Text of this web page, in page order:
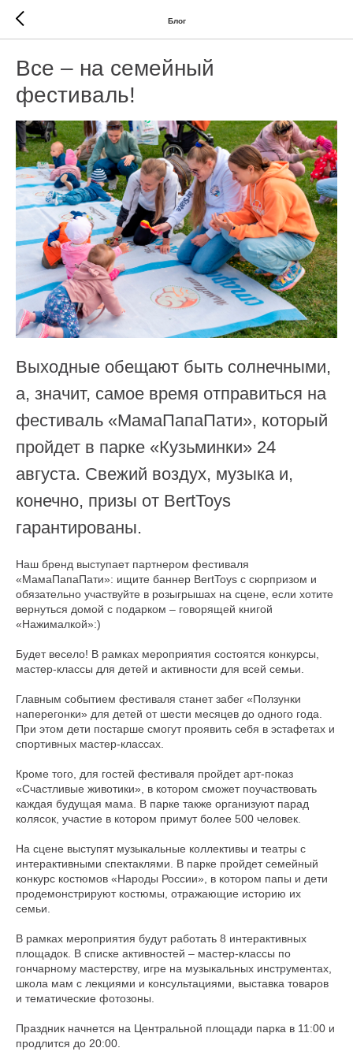
Блог
Все – на семейный
фестиваль!
Выходные обещают быть солнечными,
а, значит, самое время отправиться на
фестиваль «МамаПапаПати», который
пройдет в парке «Кузьминки» 24
августа. Свежий воздух, музыка и,
конечно, призы от BertToys
гарантированы.
Наш бренд выступает партнером фестиваля
«МамаПапаПати»: ищите баннер BertToys с сюрпризом и
обязательно участвуйте в розыгрышах на сцене, если хотите
вернуться домой с подарком – говорящей книгой
«Нажималкой»:)
Будет весело! В рамках мероприятия состоятся конкурсы,
мастер-классы для детей и активности для всей семьи.
Главным событием фестиваля станет забег «Ползунки
наперегонки» для детей от шести месяцев до одного года.
При этом дети постарше смогут проявить себя в эстафетах и
спортивных мастер-классах.
Кроме того, для гостей фестиваля пройдет арт-показ
«Счастливые животики», в котором сможет поучаствовать
каждая будущая мама. В парке также организуют парад
колясок, участие в котором примут более 500 человек.
На сцене выступят музыкальные коллективы и театры с
интерактивными спектаклями. В парке пройдет семейный
конкурс костюмов «Народы России», в котором папы и дети
продемонстрируют костюмы, отражающие историю их
семьи.
В рамках мероприятия будут работать 8 интерактивных
площадок. В списке активностей – мастер-классы по
гончарному мастерству, игре на музыкальных инструментах,
школа мам с лекциями и консультациями, выставка товаров
и тематические фотозоны.
Праздник начнется на Центральной площади парка в 11:00 и
продлится до 20:00.
Оплата частями
Оплатите сегодня 25% стоимости покупки
картой любого банка, остальное — тремя
сегодня
25%
Через
2 недели
25%
4 недели
25%
Через
6 недель
Без комиссий и переплат
Как обычная оплата картой
Понятно